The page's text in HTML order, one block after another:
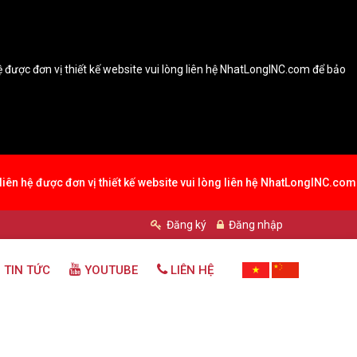
đơn vị thiết kế website vui lòng liên hệ NhatLongINC.com để bảo
hệ được đơn vị thiết kế website vui lòng liên hệ NhatLongINC.com
Đăng ký Đăng nhập
TIN TỨC YOUTUBE LIÊN HỆ